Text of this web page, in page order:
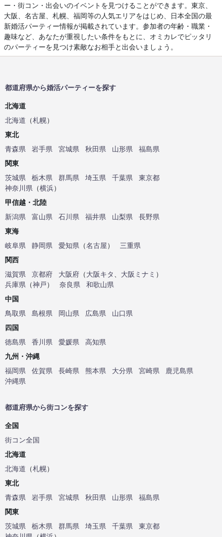
ー・街コン・出会いのイベントを見つけることができます。東京、
大阪、名古屋、札幌、福岡等の人気エリアをはじめ、日本全国の最
新婚活パーティー情報が掲載されています。参加者の年齢・職業・
趣味など、あなたが重視したい条件をもとに、オミカレでピッタリ
のパーティーを見つけ素敵なお相手と出会いましょう。
都道府県から婚活パーティーを探す
北海道
北海道 （札幌）
東北
青森県
岩手県 宮城県 秋田県 山形県
福島県
関東
茨城県
栃木県 群馬県 埼玉県 千葉県
東京都
神奈川県 （横浜）
甲信越・北陸
新潟県
富山県 石川県 福井県 山梨県
長野県
東海
岐阜県
静岡県 愛知県 （名古屋）
三重県
関西
滋賀県
京都府 大阪府 （大阪キタ 大阪ミナミ ）
兵庫県 （神戸） 奈良県
和歌山県
中国
鳥取県
島根県 岡山県 広島県
山口県
四国
徳島県
香川県 愛媛県
高知県
九州・沖縄
福岡県
佐賀県 長崎県 熊本県 大分県 宮崎県
鹿児島県
沖縄県
都道府県から街コンを探す
全国
街コン全国
北海道
北海道 （札幌）
東北
青森県
岩手県 宮城県 秋田県 山形県
福島県
関東
茨城県
栃木県 群馬県 埼玉県 千葉県
東京都